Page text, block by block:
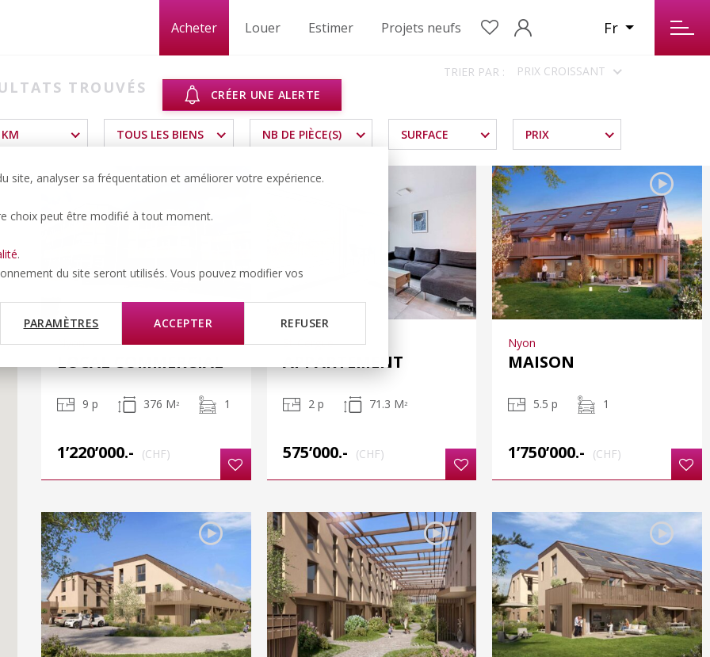
site, analyser sa fréquentation et améliorer votre expérience.
choix peut être modifié à tout moment.
.
du site seront utilisés. Vous pouvez modifier vos
PARAMÈTRES ACCEPTER REFUSER
Acheter Louer Estimer Projets neufs Fr
TROUVÉS CRÉER UNE ALERTE
TRIER PAR : PRIX CROISSANT
TOUS LES BIENS NB DE PIÈCE(S) SURFACE PRIX
Nyon
LOCAL COMMERCIAL
9 p 376 M2 1
1’220’000.- (CHF)
St-Cergue
APPARTEMENT
2 p 71.3 M 2
575’000.- (CHF)
Nyon
MAISON
5.5 p 1
1’750’000.- (CHF)